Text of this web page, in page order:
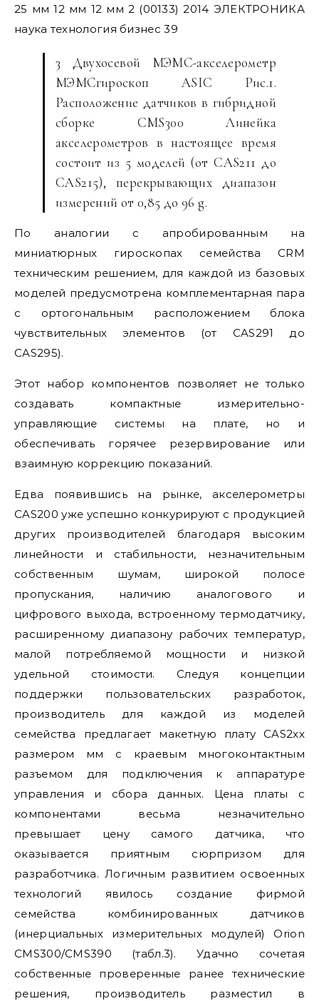
25 мм 12 мм 12 мм 2 (00133) 2014 ЭЛЕКТРОНИКА
наука технология бизнес 39
3 Двухосевой МЭМС-акселерометр
МЭМСгироскоп ASIC Рис.1.
Расположение датчиков в гибридной
сборке CMS300 Линейка
акселерометров в настоящее время
состоит из 5 моделей (от CAS211 до
CAS215), перекрывающих диапазон
измерений от 0,85 до 96 g.
По аналогии с апробированным на
миниатюрных гироскопах семейства CRM
техническим решением, для каждой из базовых
моделей предусмотрена комплементарная пара
с ортогональным расположением блока
чувствительных элементов (от CAS291 до
CAS295).
Этот набор компонентов позволяет не только
создавать компактные измерительно-
управляющие системы на плате, но и
обеспечивать горячее резервирование или
взаимную коррекцию показаний.
Едва появившись на рынке, акселерометры
CAS200 уже успешно конкурируют с продукцией
других производителей благодаря высоким
линейности и стабильности, незначительным
собственным шумам, широкой полосе
пропускания, наличию аналогового и
цифрового выхода, встроенному термодатчику,
расширенному диапазону рабочих температур,
малой потребляемой мощности и низкой
удельной стоимости. Следуя концепции
поддержки пользовательских разработок,
производитель для каждой из моделей
семейства предлагает макетную плату CAS2xx
размером мм с краевым многоконтактным
разъемом для подключения к аппаратуре
управления и сбора данных. Цена платы с
компонентами весьма незначительно
превышает цену самого датчика, что
оказывается приятным сюрпризом для
разработчика. Логичным развитием освоенных
технологий явилось создание фирмой
семейства комбинированных датчиков
(инерциальных измерительных модулей) Orion
CMS300/CMS390 (табл.3). Удачно сочетая
собственные проверенные ранее технические
решения, производитель разместил в